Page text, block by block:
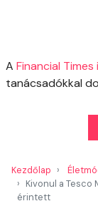
A Financial
tanácsadókkal
Kezdőlap
Kivonul a
érintett